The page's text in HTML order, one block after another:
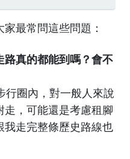
最常問這些問題：
路真的都能到嗎？會不
行圈內，對一般人來說
，可能還是考慮租腳
我走完整條歷史路線也